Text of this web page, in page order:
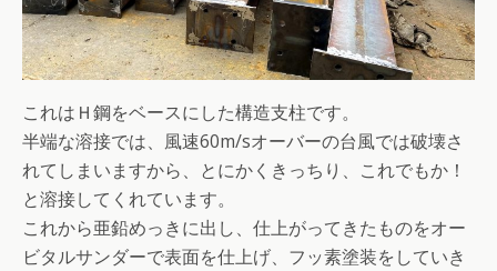
これはＨ鋼をベースにした構造支柱です。
半端な溶接では、風速60m/sオーバーの台風では破壊さ
れてしまいますから、とにかくきっちり、これでもか！
と溶接してくれています。
これから亜鉛めっきに出し、仕上がってきたものをオー
ビタルサンダーで表面を仕上げ、フッ素塗装をしていき